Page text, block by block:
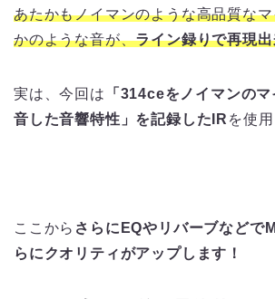
あたかもノイマンのような高品質な
かのような音が、ライン録りで再現
実は、今回は
「314ceをノイマンの
音した音響特性」を記録したIR を使
ここから さらにEQやリバーブなどで
らにクオリティがアップします！